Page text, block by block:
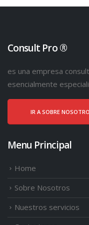
Consult Pro ®
es una empresa
esencialmente
IR A SOBRE
Menu Principal
Home
Sobre Nosotros
Nuestros servicios